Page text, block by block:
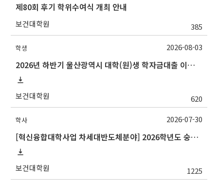
제80회 후기 학위수여식 개최 안내
보건대학원 385
학생
2026년 하반기 울산광역시 대학(원)생 학자금대출 이자지원사업 안내
보건대학원 620
2026-08-03
학사
[혁신융합대학사업 차세대반도체분야] 2026학년도 숭실대학교 2학기 교류 수학 안내
보건대학원 1225
2026-07-30